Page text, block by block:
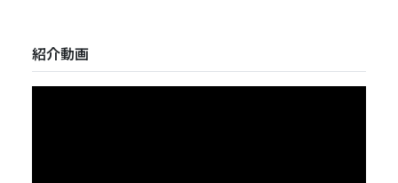
紹介動画